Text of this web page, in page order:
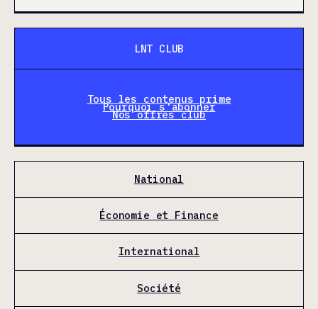
LNT CLUB
Tous les contenus prime
Pourquoi s'abonner
Nos offres club
National
Économie et Finance
International
Société